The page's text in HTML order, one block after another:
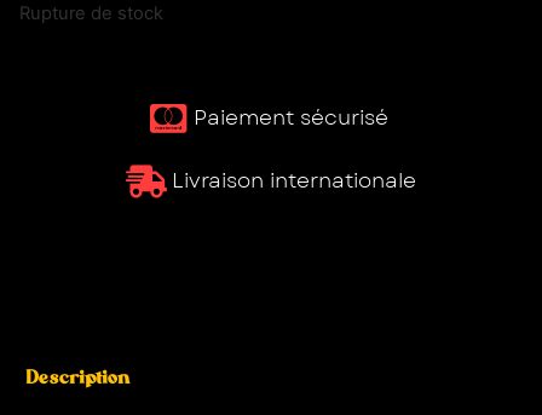
Rupture de stock
Paiement sécurisé ​
Livraison internationale
Description